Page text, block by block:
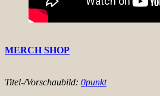
MERCH SHOP
Titel-/Vorschaubild: 0punkt